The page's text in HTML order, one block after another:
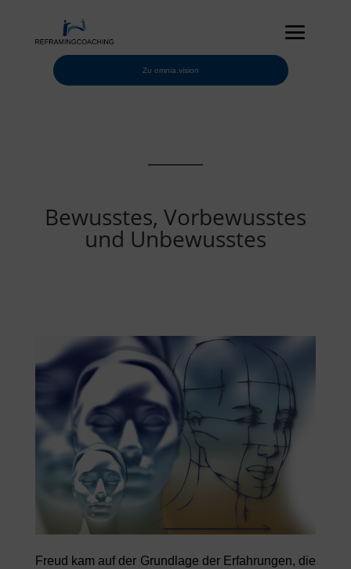
Zu omnia.vision
Bewusstes, Vorbewusstes
und Unbewusstes
Freud kam auf der Grundlage der Erfahrungen, die